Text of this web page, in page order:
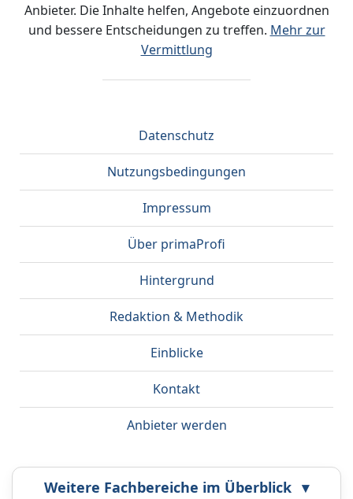
Anbieter. Die Inhalte helfen, Angebote einzuordnen
und bessere Entscheidungen zu treffen. Mehr zur
Vermittlung
Datenschutz
Nutzungsbedingungen
Impressum
Über primaProfi
Hintergrund
Redaktion & Methodik
Einblicke
Kontakt
Anbieter werden
Weitere Fachbereiche im Überblick ▾